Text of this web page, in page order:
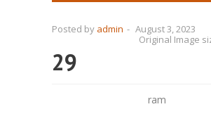
Posted by admin - August 3, 2023
Original Image
29
ram